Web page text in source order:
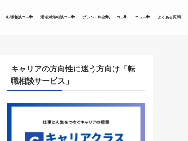
転職相談コース 選考対策相談コース プラン・料金表 コラム ニュース よくある質問
キャリアの方向性に迷う方向け「転
職相談サービス」